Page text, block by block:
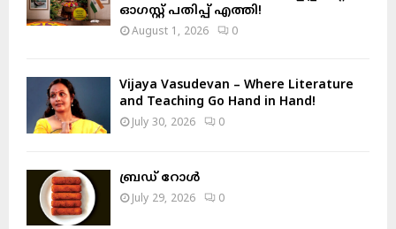
ഓഗസ്റ്റ് പതിപ്പ് എത്തി!
August 1, 2026 0
Vijaya Vasudevan – Where Literature
and Teaching Go Hand in Hand!
July 30, 2026 0
ബ്രഡ് റോൾ
July 29, 2026 0